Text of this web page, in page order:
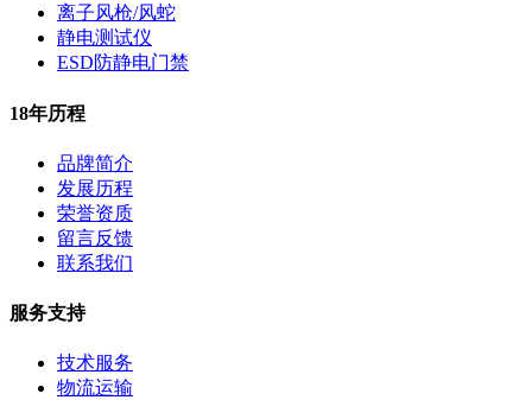
离子风枪/风蛇
静电测试仪
ESD防静电门禁
18年历程
品牌简介
发展历程
荣誉资质
留言反馈
联系我们
服务支持
技术服务
物流运输